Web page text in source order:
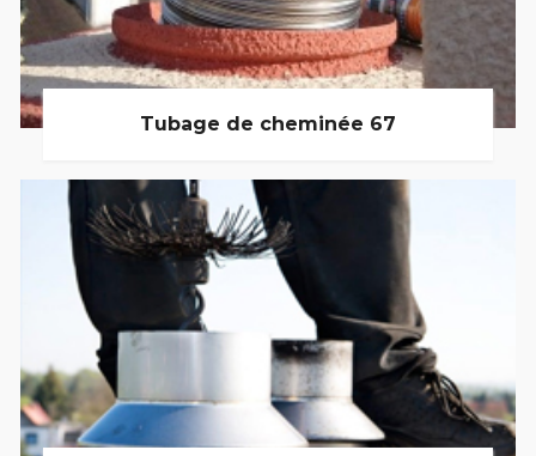
Tubage de cheminée 67